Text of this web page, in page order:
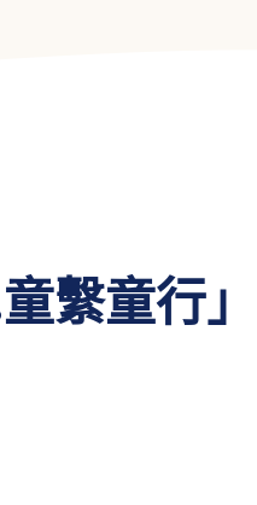
繫童行